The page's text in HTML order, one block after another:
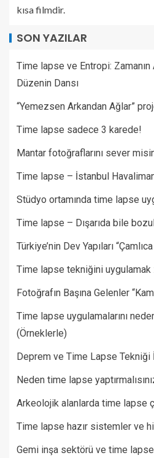
kısa filmdir.
SON YAZILAR
Time lapse ve Entropi: Zamanın
Düzenin Dansı
“Yemezsen Arkandan Ağlar”
Time lapse sadece 3 karede!
Mantar fotoğraflarını sever
Time lapse – İstanbul
Stüdyo ortamında time lapse
Time lapse – Dışarıda bile
Türkiye’nin Dev Yapıları
Time lapse tekniğini uygulamak
Fotoğrafın Başına Gelenler
Time lapse uygulamalarını
(Örneklerle)
Deprem ve Time Lapse
Neden time lapse
Arkeolojik alanlarda time lapse
Time lapse hazır sistemler ve
Gemi inşa sektörü ve time lapse